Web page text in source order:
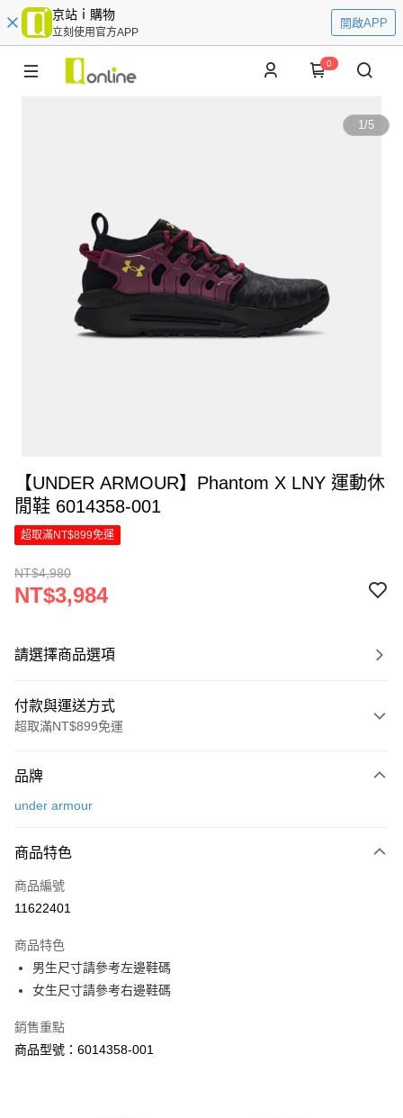
京站ｉ購物
立刻使用官方APP
開啟APP
0
1/5
【UNDER ARMOUR】Phantom X LNY 運動休
閒鞋 6014358-001
超取滿NT$899免運
NT$4,980
NT$3,984
請選擇商品選項
付款與運送方式
超取滿NT$899免運
信用卡一次付款
6 期 0 利率 每期
合作金庫商業銀行
上海商業儲蓄銀行
臺灣中小企業銀行
匯豐（台灣）商業銀行
聯邦商業銀行
玉山商業銀行
台新國際商業銀行
LINE Pay
Apple Pay
街口支付
悠遊付
全盈+PAY
品牌
under armour
商品特色
商品編號
11622401
商品特色
男生尺寸請參考左邊鞋碼
女生尺寸請參考右邊鞋碼
銷售重點
商品型號：6014358-001